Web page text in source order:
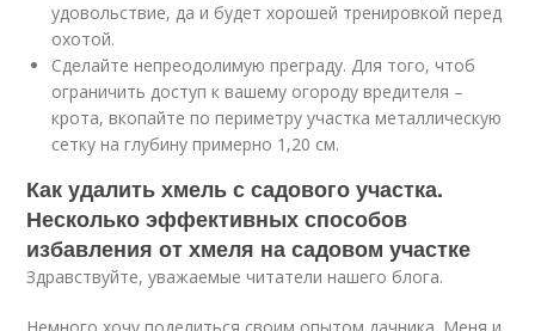
удовольствие, да и будет хорошей тренировкой перед
охотой.
Сделайте непреодолимую преграду. Для того, чтоб
ограничить доступ к вашему огороду вредителя –
крота, вкопайте по периметру участка металлическую
сетку на глубину примерно 1,20 см.
Как удалить хмель с садового участка.
Несколько эффективных способов
избавления от хмеля на садовом участке
Здравствуйте, уважаемые читатели нашего блога.